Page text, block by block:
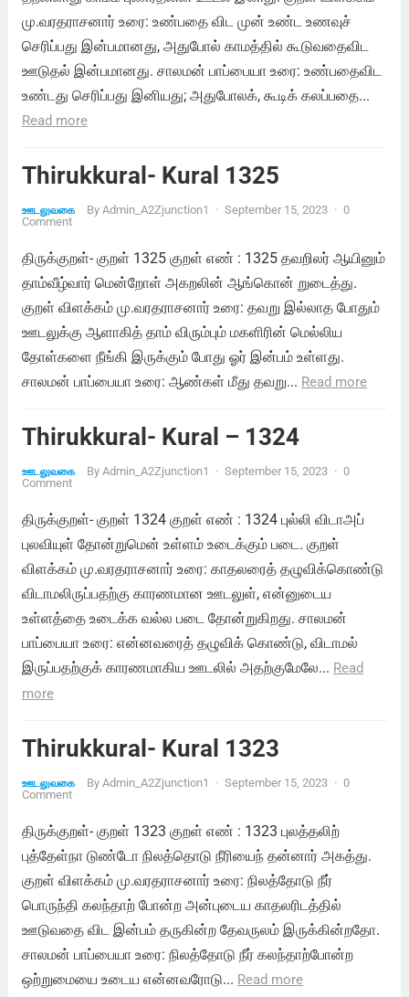
மு.வரதராசனார் உரை: உண்பதை விட முன் உண்ட உணவுச்
செரிப்பது இன்பமானது, அதுபோல் காமத்தில் கூடுவதைவிட
ஊடுதல் இன்பமானது. சாலமன் பாப்பையா உரை: உண்பதைவிட
உண்டது செரிப்பது இனியது; அதுபோலக், கூடிக் கலப்பதை...
Read more
Thirukkural- Kural 1325
ஊடலுவகை By Admin_A2Zjunction1 · September 15, 2023 · 0
Comment
திருக்குறள்- குறள் 1325 குறள் எண் : 1325 தவறிலர் ஆயினும்
தாம்வீழ்வார் மென்றோள் அகறலின் ஆங்கொன் றுடைத்து.
குறள் விளக்கம் மு.வரதராசனார் உரை: தவறு இல்லாத போதும்
ஊடலுக்கு ஆளாகித் தாம் விரும்பும் மகளிரின் மெல்லிய
தோள்களை நீங்கி இருக்கும் போது ஓர் இன்பம் உள்ளது.
சாலமன் பாப்பையா உரை: ஆண்கள் மீது தவறு... Read more
Thirukkural- Kural – 1324
ஊடலுவகை By Admin_A2Zjunction1 · September 15, 2023 · 0
Comment
திருக்குறள்- குறள் 1324 குறள் எண் : 1324 புல்லி விடாஅப்
புலவியுள் தோன்றுமென் உள்ளம் உடைக்கும் படை. குறள்
விளக்கம் மு.வரதராசனார் உரை: காதலரைத் தழுவிக்கொண்டு
விடாமலிருப்பதற்கு காரணமான ஊடலுள், என்னுடைய
உள்ளத்தை உடைக்க வல்ல படை தோன்றுகிறது. சாலமன்
பாப்பையா உரை: என்னவரைத் தழுவிக் கொண்டு, விடாமல்
இருப்பதற்குக் காரணமாகிய ஊடலில் அதற்குமேலே... Read
more
Thirukkural- Kural 1323
ஊடலுவகை By Admin_A2Zjunction1 · September 15, 2023 · 0
Comment
திருக்குறள்- குறள் 1323 குறள் எண் : 1323 புலத்தலிற்
புத்தேள்நா டுண்டோ நிலத்தொடு நீரியைந் தன்னார் அகத்து.
குறள் விளக்கம் மு.வரதராசனார் உரை: நிலத்தோடு நீர்
பொருந்தி கலந்தாற் போன்ற அன்புடைய காதலரிடத்தில்
ஊடுவதை விட இன்பம் தருகின்ற தேவருலம் இருக்கின்றதோ.
சாலமன் பாப்பையா உரை: நிலத்தோடு நீர் கலந்தாற்போன்ற
ஒற்றுமையை உடைய என்னவரோடு... Read more